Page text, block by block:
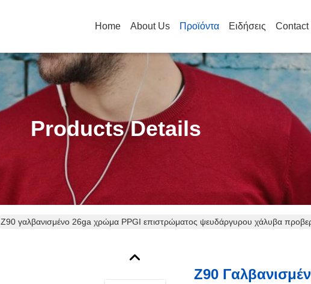
Home About Us Προϊόντα Ειδήσεις Contact
Products Details
Z90 γαλβανισμένο 26ga χρώμα PPGI επιστρώματος ψευδάργυρου χάλυβα
Z90